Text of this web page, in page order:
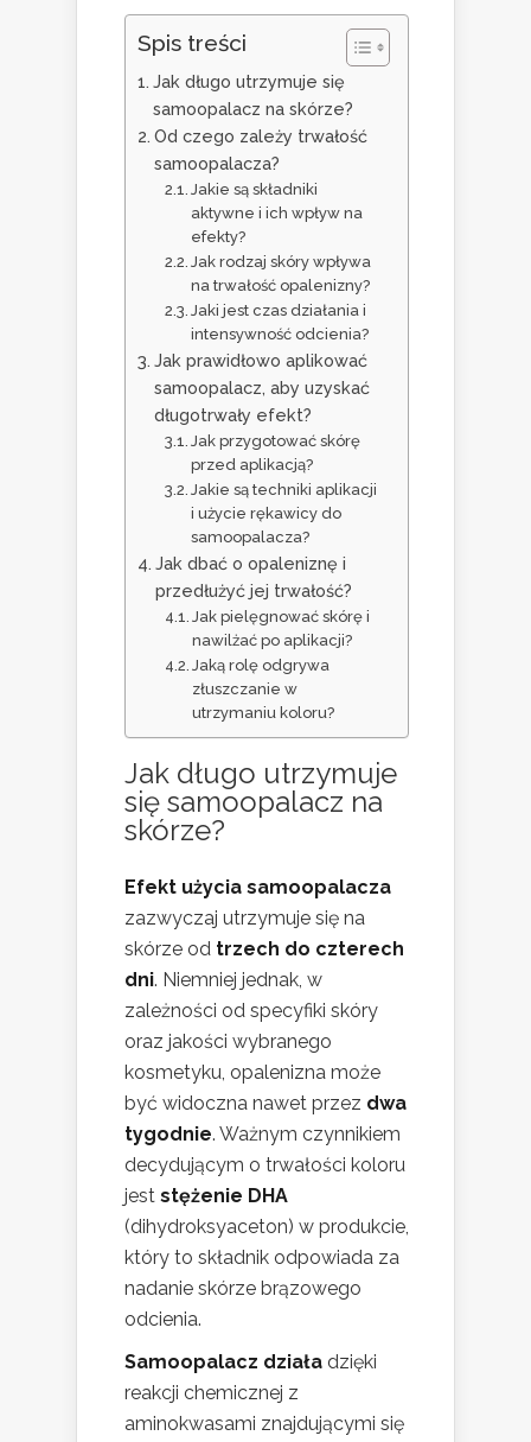
Spis treści
Jak długo utrzymuje się
samoopalacz na skórze?
Od czego zależy trwałość
samoopalacza?
Jakie są składniki
aktywne i ich wpływ na
efekty?
Jak rodzaj skóry wpływa
na trwałość opalenizny?
Jaki jest czas działania i
intensywność odcienia?
Jak prawidłowo aplikować
samoopalacz, aby uzyskać
długotrwały efekt?
Jak przygotować skórę
przed aplikacją?
Jakie są techniki aplikacji
i użycie rękawicy do
samoopalacza?
Jak dbać o opaleniznę i
przedłużyć jej trwałość?
Jak pielęgnować skórę i
nawilżać po aplikacji?
Jaką rolę odgrywa
złuszczanie w
utrzymaniu koloru?
Jak długo utrzymuje
się samoopalacz na
skórze?
Efekt użycia samoopalacza
zazwyczaj utrzymuje się na
skórze od trzech do czterech
dni. Niemniej jednak, w
zależności od specyfiki skóry
oraz jakości wybranego
kosmetyku, opalenizna może
być widoczna nawet przez dwa
tygodnie. Ważnym czynnikiem
decydującym o trwałości koloru
jest stężenie DHA
(dihydroksyaceton) w produkcie,
który to składnik odpowiada za
nadanie skórze brązowego
odcienia.
Samoopalacz działa dzięki
reakcji chemicznej z
aminokwasami znajdującymi się